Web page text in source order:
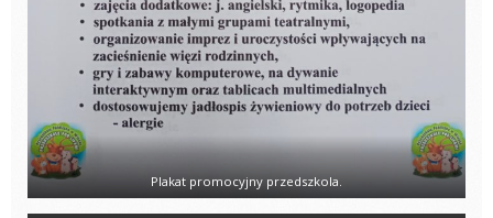
Plakat promocyjny przedszkola.